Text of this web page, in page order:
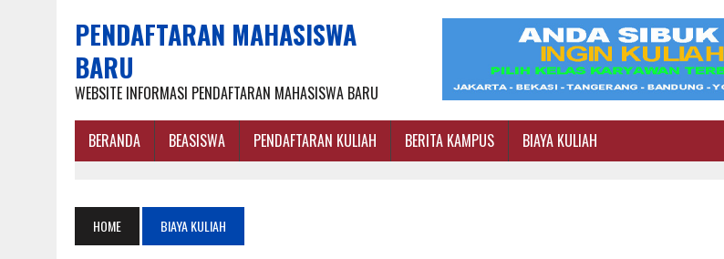
PENDAFTARAN MAHASISWA
BARU
WEBSITE INFORMASI PENDAFTARAN MAHASISWA BARU
BERANDA BEASISWA PENDAFTARAN KULIAH BERITA KAMPUS BIAYA KULIAH
HOME BIAYA KULIAH